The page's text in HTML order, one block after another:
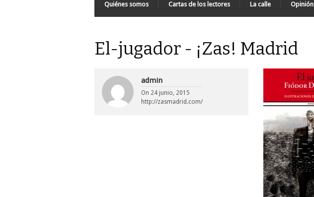
Quiénes somos Cartas de los lectores La calle Opinión
El-jugador - ¡Zas! Madrid
admin
On 24 junio, 2015
http://zasmadrid.com/